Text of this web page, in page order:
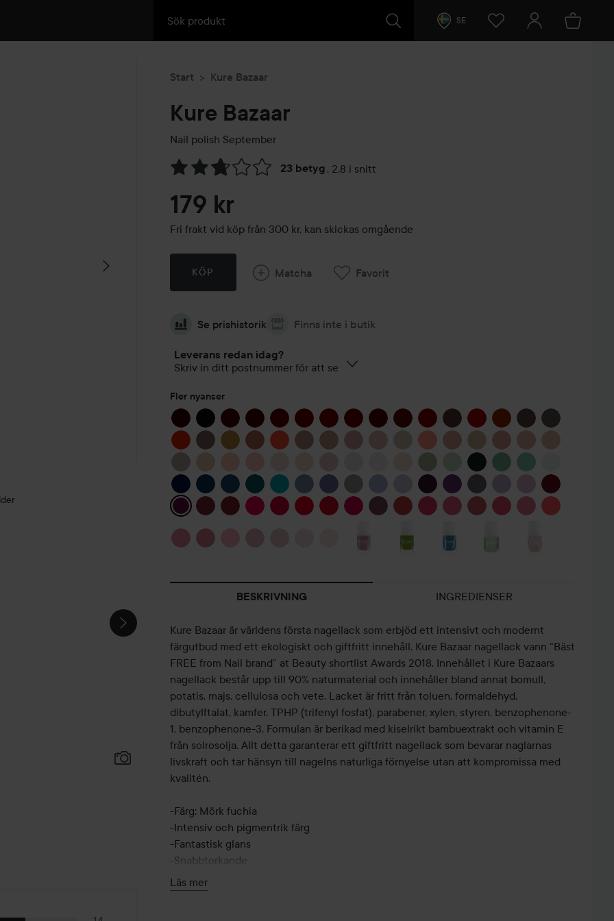
SE
SOAP NAIL
LOOK!
FÄRGER AV
INFLUENCERN...
NÄR DEN ÄR
Start Kure Bazaar
Kure Bazaar
Nail polish September
23 betyg , 2.8 i snitt
Hoppa till Betyg & kommentarer
179 kr
Fri frakt vid köp från 300 kr, kan skickas omgående
KÖP Matcha Favorit
Se prishistorik Finns inte i butik
Leverans redan idag?
Skriv in ditt postnummer för att se
Fler nyanser
BESKRIVNING INGREDIENSER
Kure Bazaar är världens första nagellack som erbjöd ett intensivt och modernt
färgutbud med ett ekologiskt och giftfritt innehåll. Kure Bazaar nagellack vann “Bäst
FREE from Nail brand” at Beauty shortlist Awards 2018. Innehållet i Kure Bazaars
nagellack består upp till 90% naturmaterial och innehåller bland annat bomull,
potatis, majs, cellulosa och vete. Lacket är fritt från toluen, formaldehyd,
dibutylftalat, kamfer, TPHP (trifenyl fosfat), parabener, xylen, styren, benzophenone-
1, benzophenone-3. Formulan är berikad med kiselrikt bambuextrakt och vitamin E
från solrosolja. Allt detta garanterar ett giftfritt nagellack som bevarar naglarnas
livskraft och tar hänsyn till nagelns naturliga förnyelse utan att kompromissa med
kvalitén.
-Färg: Mörk fuchia
-Intensiv och pigmentrik färg
-Fantastisk glans
-Snabbtorkande
-Smidig pensel som är lätt att jobba med
-Bra hållbarhet, tillsammans med Kure Bazaars egna bas- och överlack sitter lacket
Läs mer